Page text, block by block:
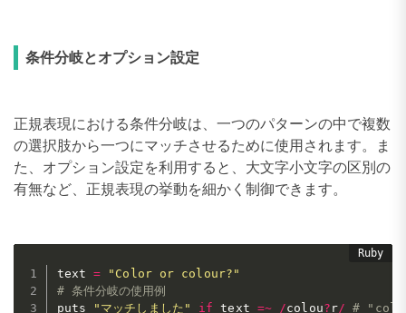
条件分岐とオプション設定
正規表現における条件分岐は、一つのパターンの中で複数
の選択肢から一つにマッチさせるために使用されます。ま
た、オプション設定を利用すると、大文字小文字の区別の
有無など、正規表現の挙動を細かく制御できます。
text =
"Color or colour?"
# 条件分岐の使用例
puts
"マッチしました" if text =~ /colou? r/
#